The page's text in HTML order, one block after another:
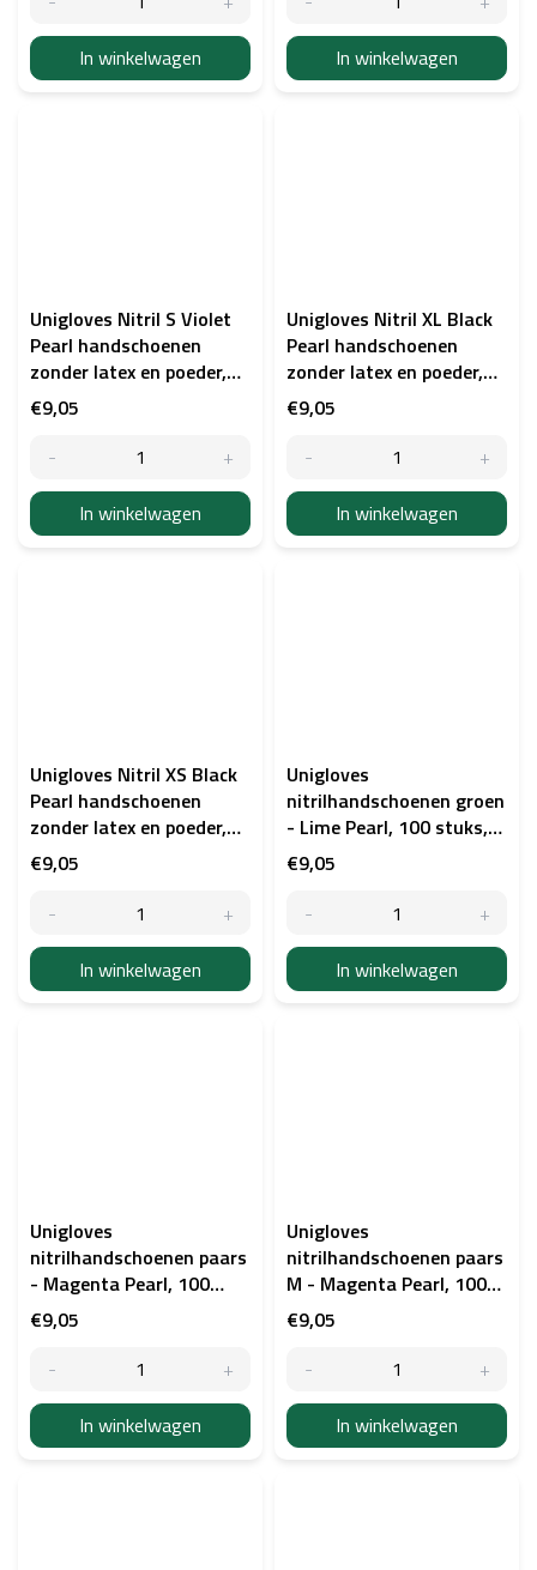
In winkelwagen In winkelwagen
Unigloves Nitril S Violet
Pearl handschoenen
zonder latex en poeder,
100 stuks
€9,05
In winkelwagen
Unigloves Nitril XL Black
Pearl handschoenen
zonder latex en poeder,
100 stuks
€9,05
In winkelwagen
Unigloves Nitril XS Black
Pearl handschoenen
zonder latex en poeder,
100 stuks
€9,05
In winkelwagen
Unigloves
nitrilhandschoenen groen
- Lime Pearl, 100 stuks,
M
€9,05
In winkelwagen
Unigloves
nitrilhandschoenen paars
- Magenta Pearl, 100
stuks, S
€9,05
In winkelwagen
Unigloves
nitrilhandschoenen paars
M - Magenta Pearl, 100
stuks
€9,05
In winkelwagen